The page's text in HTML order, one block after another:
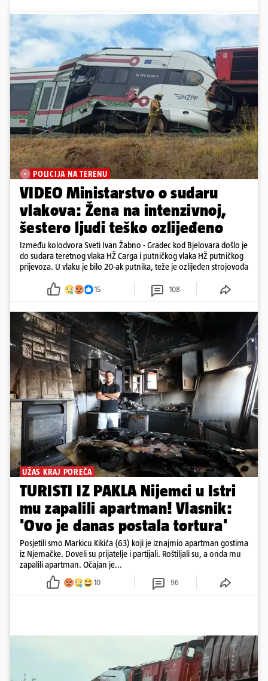
POLICIJA NA TERENU
VIDEO Ministarstvo o sudaru
vlakova: Žena na intenzivnoj,
šestero ljudi teško ozlijeđeno
Između kolodvora Sveti Ivan Žabno - Gradec kod Bjelovara došlo je
do sudara teretnog vlaka HŽ Carga i putničkog vlaka HŽ putničkog
prijevoza. U vlaku je bilo 20-ak putnika, teže je ozlijeđen strojovođa
15 108
UŽAS KRAJ POREČA
TURISTI IZ PAKLA Nijemci u Istri
mu zapalili apartman! Vlasnik:
'Ovo je danas postala tortura'
Posjetili smo Markicu Kikića (63) koji je iznajmio apartman gostima
iz Njemačke. Doveli su prijatelje i partijali. Roštiljali su, a onda mu
zapalili apartman. Očajan je...
10 96